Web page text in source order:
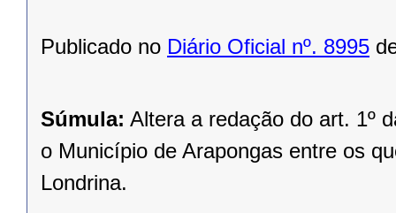
Publicado no Diário Oficial nº. 8995
Súmula: Altera a redação do art. 1º
o Município de Arapongas entre os
Londrina.